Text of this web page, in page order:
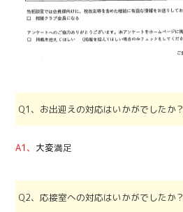
Q1、お出迎えの対応はいかがでしたか？
A1 、 大変満足
Q2、応接室への対応はいかがでしたか？